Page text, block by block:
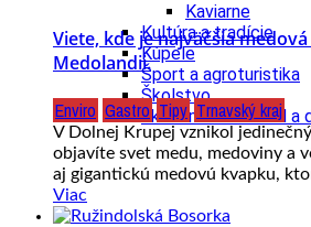
Kaviarne
Kultúra a tradície
Kúpele
Šport a agroturistika
Školstvo
Ekonomika obchod a
Viete, kde je najväčšia
Medolandii.
Enviro Gastro Tipy Trnavský kraj
V Dolnej Krupej vznikol
objavíte svet medu, medoviny a
aj gigantickú medovú kvapku,
Viac